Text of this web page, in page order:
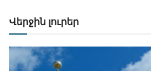
Վերջին լուրեր